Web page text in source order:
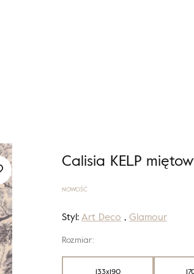
Calisia KELP
NOWOŚĆ
Styl:Art Deco , Glamour
Rozmiar:
133x190